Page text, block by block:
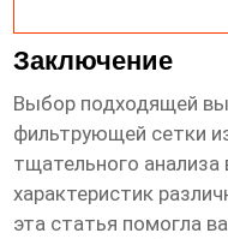
Заключение
Выбор подходящей
фильтрующей сетки
тщательного
характеристик
эта статья помогла